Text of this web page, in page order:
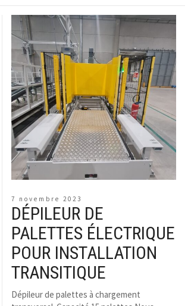
7 novembre 2023
DÉPILEUR DE
PALETTES ÉLECTRIQUE
POUR INSTALLATION
TRANSITIQUE
Dépileur de palettes à chargement